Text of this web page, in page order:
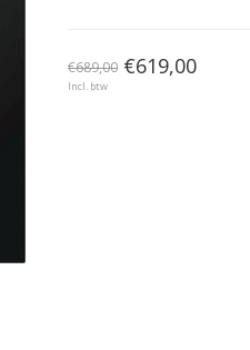
€689,00 €619,00
Incl. btw